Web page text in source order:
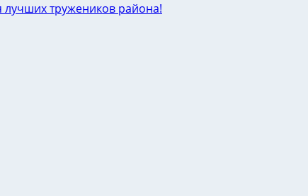
тружеников района!